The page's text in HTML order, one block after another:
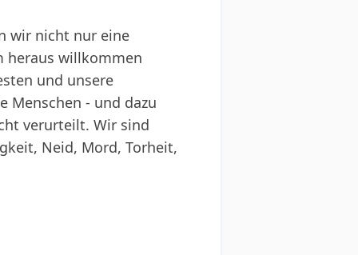
wir nicht nur eine
heraus willkommen
und unsere
Menschen - und dazu
verurteilt. Wir sind
Neid, Mord, Torheit,